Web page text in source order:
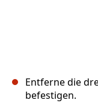
Entferne die
befestigen.